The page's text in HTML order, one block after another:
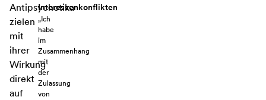
Antipsychotika
zielen
mit
ihrer
Wirkung
direkt
auf
Interessenkonflikten
„Ich
habe
im
Zusammenhang
mit
der
Zulassung
von